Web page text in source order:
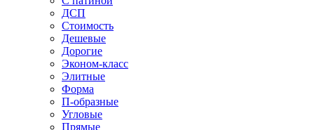
ДСП
Стоимость
Дешевые
Дорогие
Эконом-класс
Элитные
Форма
П-образные
Угловые
Прямые